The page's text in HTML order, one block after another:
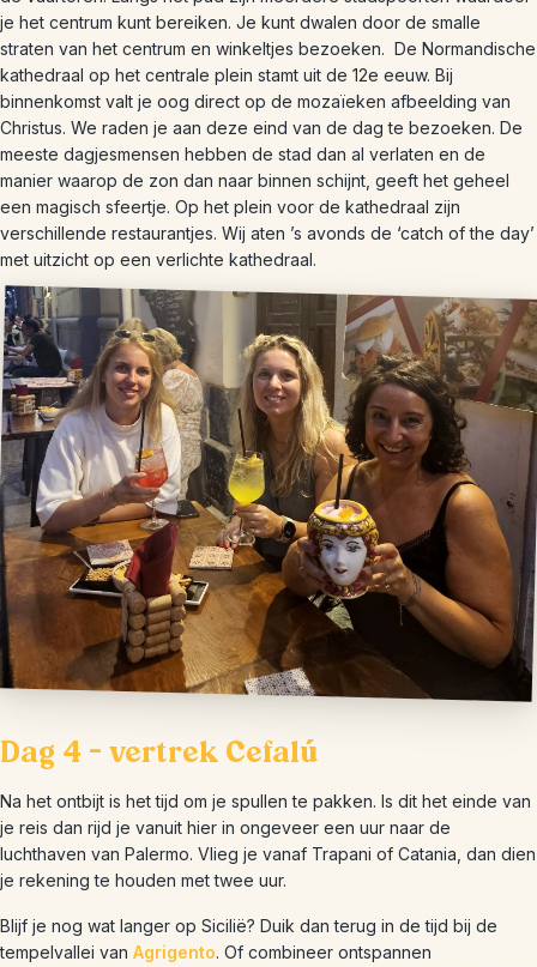
je het centrum kunt bereiken. Je kunt dwalen door de smalle
straten van het centrum en winkeltjes bezoeken. De Normandische
kathedraal op het centrale plein stamt uit de 12e eeuw. Bij
binnenkomst valt je oog direct op de mozaïeken afbeelding van
Christus. We raden je aan deze eind van de dag te bezoeken. De
meeste dagjesmensen hebben de stad dan al verlaten en de
manier waarop de zon dan naar binnen schijnt, geeft het geheel
een magisch sfeertje. Op het plein voor de kathedraal zijn
verschillende restaurantjes. Wij aten ’s avonds de ‘catch of the day’
met uitzicht op een verlichte kathedraal.
Dag 4 – vertrek Cefalú
Na het ontbijt is het tijd om je spullen te pakken. Is dit het einde van
je reis dan rijd je vanuit hier in ongeveer een uur naar de
luchthaven van Palermo. Vlieg je vanaf Trapani of Catania, dan dien
je rekening te houden met twee uur.
Blijf je nog wat langer op Sicilië? Duik dan terug in de tijd bij de
tempelvallei van Agrigento. Of combineer ontspannen